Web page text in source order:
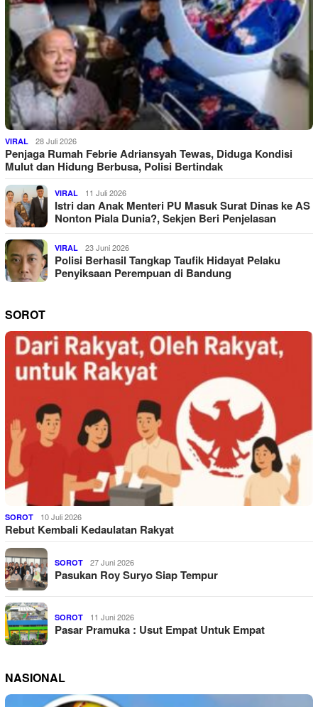
VIRAL 28 Juli 2026
Penjaga Rumah Febrie Adriansyah Tewas, Diduga Kondisi
Mulut dan Hidung Berbusa, Polisi Bertindak
VIRAL 11 Juli 2026
Istri dan Anak Menteri PU Masuk Surat Dinas ke AS
Nonton Piala Dunia?, Sekjen Beri Penjelasan
VIRAL 23 Juni 2026
Polisi Berhasil Tangkap Taufik Hidayat Pelaku
Penyiksaan Perempuan di Bandung
SOROT
SOROT 10 Juli 2026
Rebut Kembali Kedaulatan Rakyat
SOROT 27 Juni 2026
Pasukan Roy Suryo Siap Tempur
SOROT 11 Juni 2026
Pasar Pramuka : Usut Empat Untuk Empat
NASIONAL